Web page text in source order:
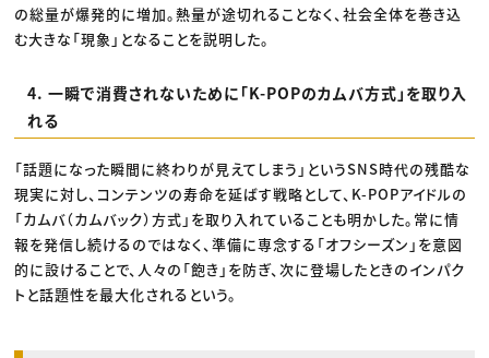
の総量が爆発的に増加。熱量が途切れることなく、社会全体を巻き込
む大きな「現象」となることを説明した。
4. 一瞬で消費されないために「K-POPのカムバ方式」を取り入
れる
「話題になった瞬間に終わりが見えてしまう」というSNS時代の残酷な
現実に対し、コンテンツの寿命を延ばす戦略として、K-POPアイドルの
「カムバ（カムバック）方式」を取り入れていることも明かした。常に情
報を発信し続けるのではなく、準備に専念する「オフシーズン」を意図
的に設けることで、人々の「飽き」を防ぎ、次に登場したときのインパク
トと話題性を最大化されるという。